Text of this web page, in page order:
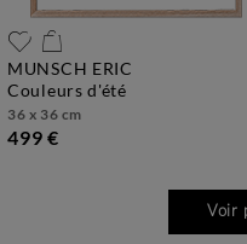
MUNSCH ERIC
couleurs d'été
36 x 36 cm
499 €
Voir